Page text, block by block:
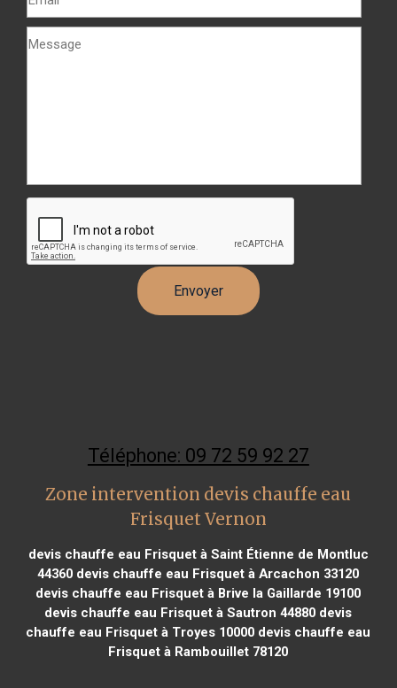
Téléphone: 09 72 59 92 27
Zone intervention devis chauffe eau
Frisquet Vernon
devis chauffe eau Frisquet à Saint Étienne de Montluc
44360 devis chauffe eau Frisquet à Arcachon 33120
devis chauffe eau Frisquet à Brive la Gaillarde 19100
devis chauffe eau Frisquet à Sautron 44880 devis
chauffe eau Frisquet à Troyes 10000 devis chauffe eau
Frisquet à Rambouillet 78120